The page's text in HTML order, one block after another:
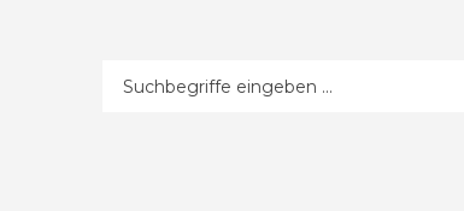
Suchformular